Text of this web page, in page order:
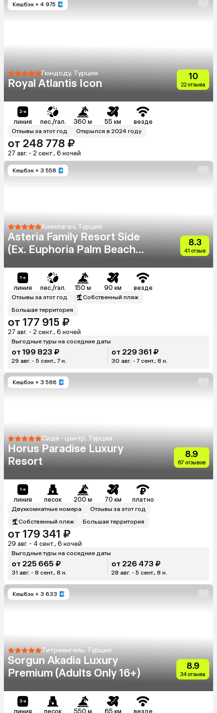
Кешбэк + 4 975
Гюндоду, Турция
Royal Atlantis Icon
10
22 отзыва
линия пес./гал. 360 м 55 км везде
Отзывы за этот год Открылся в 2024 году
от 248 778 ₽
27 авг. - 2 сент., 6 ночей
Кешбэк + 3 558
Кизилагач, Турция
Asteria Family Resort Side
(Ex. Euphoria Palm Beach
8.3
41 отзыв
линия пес./гал. 150 м 90 км везде
Отзывы за этот год
Собственный пляж
Большая территория
от 177 915 ₽
27 авг. - 2 сент., 6 ночей
Выгодные туры на соседние даты
от 199 823 ₽
29 авг. - 5 сент., 7 н.
от 229 361 ₽
30 авг. - 7 сент., 8 н.
Кешбэк + 3 586
Сиде - центр, Турция
Horus Paradise Luxury
Resort
8.9
67 отзывов
линия песок 200 м 70 км платно
Двухкомнатные номера
Отзывы за этот год
Собственный пляж
Большая территория
от 179 341 ₽
29 авг. - 4 сент., 6 ночей
Выгодные туры на соседние даты
от 225 665 ₽
31 авг. - 8 сент., 8 н.
от 226 473 ₽
28 авг. - 5 сент., 8 н.
Кешбэк + 3 633
Титреенгель, Турция
Sorgun Akadia Luxury
Premium (Adults Only 16+)
8.9
34 отзыва
линия песок 550 м 65 км везде